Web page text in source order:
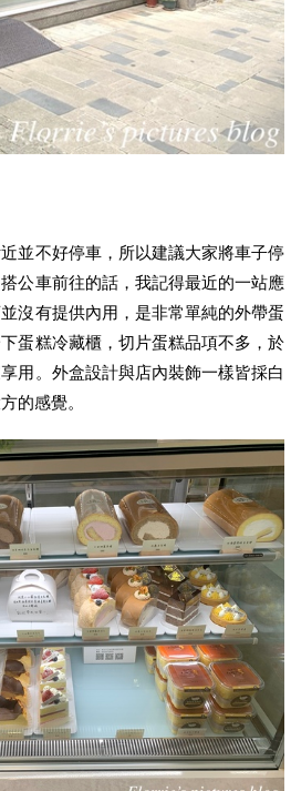
並不好停車，所以建議大家將車子停
公車前往的話，我記得最近的一站應
沒有提供內用，是非常單純的外帶蛋
蛋糕冷藏櫃，切片蛋糕品項不多，於
用。外盒設計與店內裝飾一樣皆採白
的感覺。